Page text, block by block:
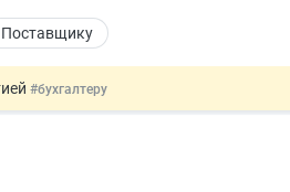
Поставщику
#бухгалтеру